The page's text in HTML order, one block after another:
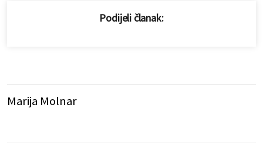
Podijeli članak:
Marija Molnar